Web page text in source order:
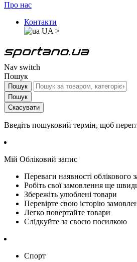
Про нас
Контакти
UA >
Nav switch
Пошук
Пошук
Пошук
Скасувати
Введіть пошуковий термін, щоб
Мій Обліковий запис
Переваги наявності облікового
Робіть свої замовлення ще
Збережіть улюблені товари
Перевірте свою історію
Легко повертайте товари
Слідкуйте за своєю посилкою
Спорт